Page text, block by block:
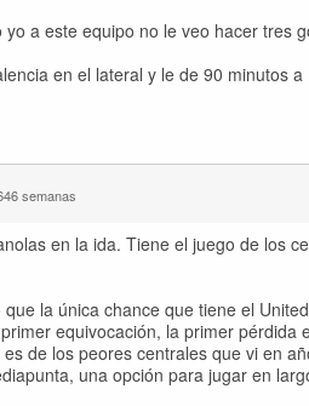
yo a este equipo no le veo hacer tres
en el lateral y le de 90 minutos
semanas
en la ida. Tiene el juego de los
la única chance que tiene el
equivocación, la primer pérdida
de los peores centrales que vi en
una opción para jugar en